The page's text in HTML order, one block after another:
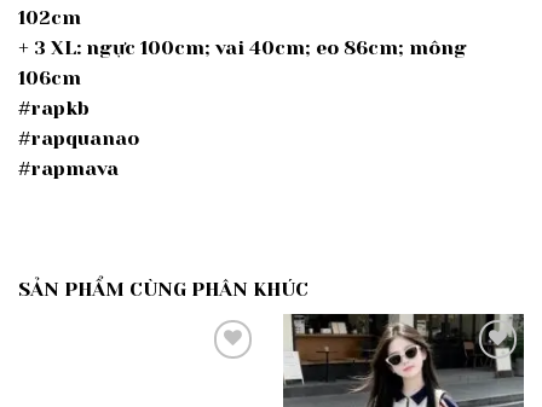
102cm
+ 3 XL: ngực 100cm; vai 40cm; eo 86cm; mông
106cm
#rapkb
#rapquanao
#rapmava
SẢN PHẨM CÙNG PHÂN KHÚC
Add to
wishlist